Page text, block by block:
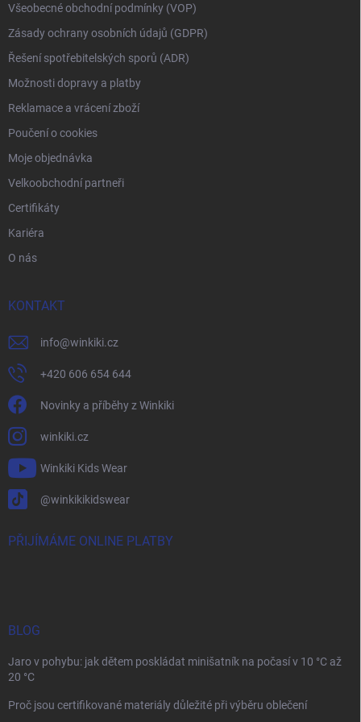
Všeobecné obchodní podmínky (VOP)
Zásady ochrany osobních údajů (GDPR)
Řešení spotřebitelských sporů (ADR)
Možnosti dopravy a platby
Reklamace a vrácení zboží
Poučení o cookies
Moje objednávka
Velkoobchodní partneři
Certifikáty
Kariéra
O nás
KONTAKT
info@winkiki.cz
+420 606 654 644
Novinky a příběhy z Winkiki
winkiki.cz
Winkiki Kids Wear
@winkikikidswear
PŘIJÍMÁME ONLINE PLATBY
BLOG
Jaro v pohybu: jak dětem poskládat minišatník na počasí v 10 °C až
20 °C
Proč jsou certifikované materiály důležité při výběru oblečení